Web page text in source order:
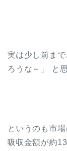
実は少し前ま
ろうな～」 と
というのも市
吸収金額が約